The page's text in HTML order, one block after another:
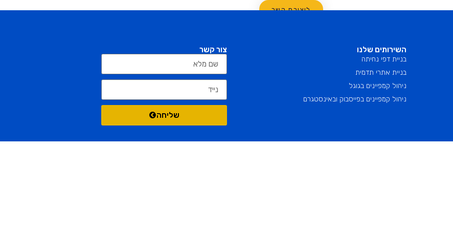
בניית דפי נחיתה המלצות אודות ליצירת קשר
השירותים שלנו
בניית דפי נחיתה
בניית אתרי תדמית
ניהול קמפיינים בגוגל
ניהול קמפיינים בפייסבוק ובאינסטגרם
צור קשר
שליחה